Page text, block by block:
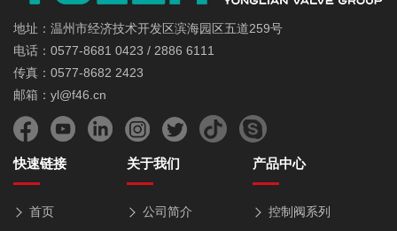
地址：温州市经济技术开发区滨海园区五道259号
电话：0577-8681 0423 / 2886 6111
传真：0577-8682 2423
邮箱：yl@f46.cn
快速链接
首页
关于我们
公司简介
产品中心
控制阀系列